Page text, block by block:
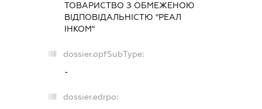
ТОВАРИСТВО З ОБМЕЖЕНОЮ
ВІДПОВІДАЛЬНІСТЮ "РЕАЛ
ІНКОМ"
dossier.opfSubType:
-
dossier.edrpo: